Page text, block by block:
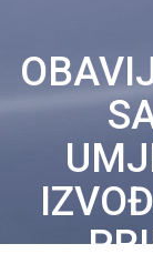
PROPISI
DOKUMENTI
NOVOSTI